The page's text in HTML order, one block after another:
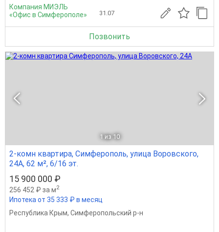
Компания МИЭЛЬ
«Офис в Симферополе»
31.07
Позвонить
1 из 10
2-комн квартира, Симферополь, улица Воровского,
24А, 62 м², 6/16 эт.
15 900 000 ₽
256 452 ₽ за м2
Ипотека от 35 333 ₽ в месяц
Республика Крым, Симферопольский р-н